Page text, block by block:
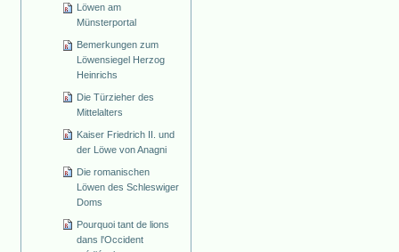
Löwen am
Münsterportal
Bemerkungen zum
Löwensiegel Herzog
Heinrichs
Die Türzieher des
Mittelalters
Kaiser Friedrich II. und
der Löwe von Anagni
Die romanischen
Löwen des Schleswiger
Doms
Pourquoi tant de lions
dans l'Occident